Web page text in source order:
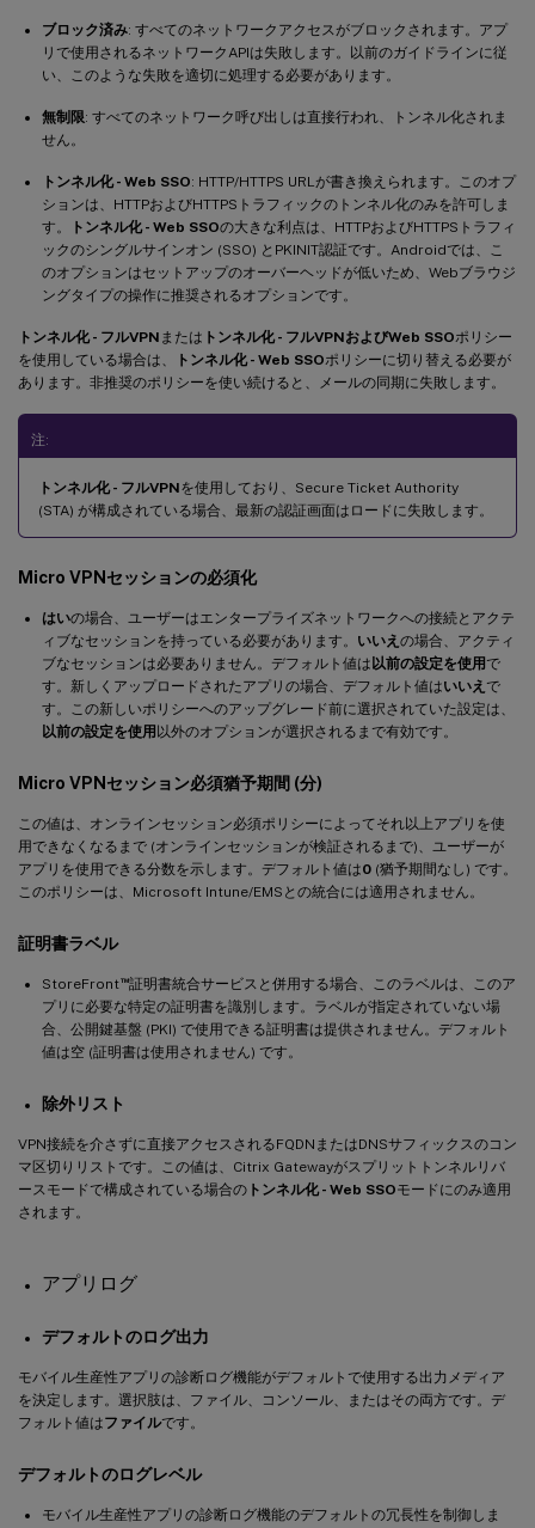
ブロック済み: すべてのネットワークアクセスがブロックされます。アプ
リで使用されるネットワークAPIは失敗します。以前のガイドラインに従
い、このような失敗を適切に処理する必要があります。
無制限: すべてのネットワーク呼び出しは直接行われ、トンネル化されま
せん。
トンネル化 - Web SSO: HTTP/HTTPS URLが書き換えられます。このオプ
ションは、HTTPおよびHTTPSトラフィックのトンネル化のみを許可しま
す。
トンネル化 - Web SSOの大きな利点は、HTTPおよびHTTPSトラフィ
ックのシングルサインオン (SSO) とPKINIT認証です。Androidでは、こ
のオプションはセットアップのオーバーヘッドが低いため、Webブラウジ
ングタイプの操作に推奨されるオプションです。
トンネル化 - フルVPN または トンネル化 - フルVPNおよびWeb SSOポリシー
を使用している場合は、
トンネル化 - Web SSOポリシーに切り替える必要が
あります。非推奨のポリシーを使い続けると、メールの同期に失敗します。
注:
トンネル化 - フルVPNを使用しており、Secure Ticket Authority
(STA) が構成されている場合、最新の認証画面はロードに失敗します。
Micro VPNセッションの必須化
はいの場合、ユーザーはエンタープライズネットワークへの接続とアクテ
ィブなセッションを持っている必要があります。 いいえ の場合、アクティ
ブなセッションは必要ありません。デフォルト値は 以前の設定を使用で
す。新しくアップロードされたアプリの場合、デフォルト値はいいえ で
す。この新しいポリシーへのアップグレード前に選択されていた設定は、
以前の設定を使用以外のオプションが選択されるまで有効です。
Micro VPNセッション必須猶予期間 (分)
この値は、オンラインセッション必須ポリシーによってそれ以上アプリを使
用できなくなるまで (オンラインセッションが検証されるまで)、ユーザーが
アプリを使用できる分数を示します。デフォルト値は0 (猶予期間なし) です。
このポリシーは、Microsoft Intune/EMSとの統合には適用されません。
証明書ラベル
StoreFront™証明書統合サービスと併用する場合、このラベルは、このア
プリに必要な特定の証明書を識別します。ラベルが指定されていない場
合、公開鍵基盤 (PKI) で使用できる証明書は提供されません。デフォルト
値は空 (証明書は使用されません) です。
除外リスト
VPN接続を介さずに直接アクセスされるFQDNまたはDNSサフィックスのコン
マ区切りリストです。この値は、Citrix Gatewayがスプリットトンネルリバ
ースモードで構成されている場合の トンネル化 - Web SSOモードにのみ適用
されます。
アプリログ
デフォルトのログ出力
モバイル生産性アプリの診断ログ機能がデフォルトで使用する出力メディア
を決定します。選択肢は、ファイル、コンソール、またはその両方です。デ
フォルト値はファイルです。
デフォルトのログレベル
モバイル生産性アプリの診断ログ機能のデフォルトの冗長性を制御しま